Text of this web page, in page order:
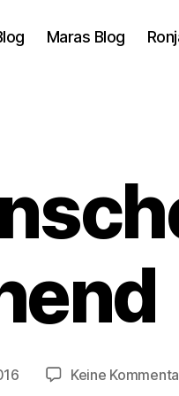
Maras Blog
Keine